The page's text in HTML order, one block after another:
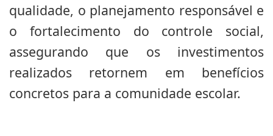
qualidade, o planejamento responsável e
o fortalecimento do controle social,
assegurando que os investimentos
realizados retornem em benefícios
concretos para a comunidade escolar.